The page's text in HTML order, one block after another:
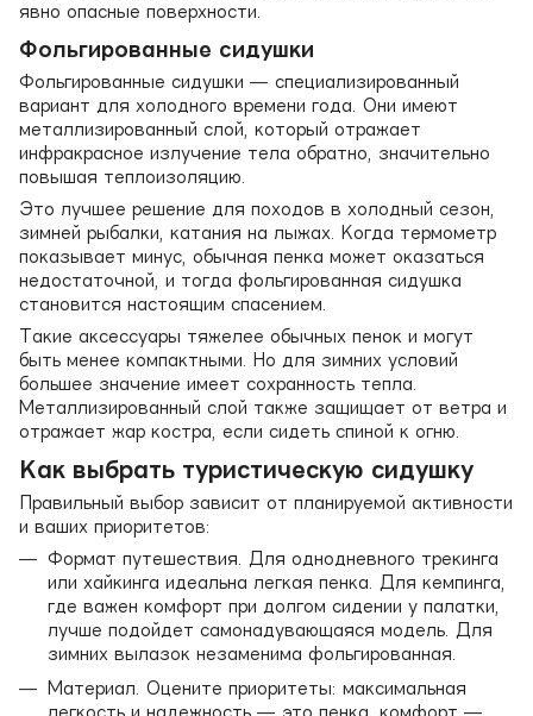
явно опасные поверхности.
Фольгированные сидушки
Фольгированные сидушки — специализированный
вариант для холодного времени года. Они имеют
металлизированный слой, который отражает
инфракрасное излучение тела обратно, значительно
повышая теплоизоляцию.
Это лучшее решение для походов в холодный сезон,
зимней рыбалки, катания на лыжах. Когда термометр
показывает минус, обычная пенка может оказаться
недостаточной, и тогда фольгированная сидушка
становится настоящим спасением.
Такие аксессуары тяжелее обычных пенок и могут
быть менее компактными. Но для зимних условий
большее значение имеет сохранность тепла.
Металлизированный слой также защищает от ветра и
отражает жар костра, если сидеть спиной к огню.
Как выбрать туристическую сидушку
Правильный выбор зависит от планируемой активности
и ваших приоритетов:
Формат путешествия. Для однодневного трекинга
или хайкинга идеальна легкая пенка. Для кемпинга,
где важен комфорт при долгом сидении у палатки,
лучше подойдет самонадувающаяся модель. Для
зимних вылазок незаменима фольгированная.
Материал. Оцените приоритеты: максимальная
легкость и надежность — это пенка, комфорт —